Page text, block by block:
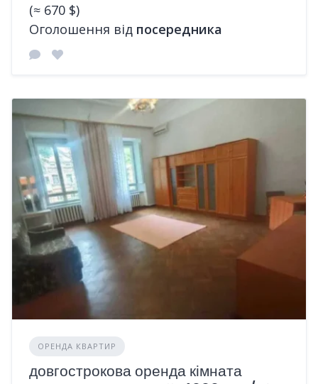
(≈ 670 $)
Оголошення від посередника
ОРЕНДА КВАРТИР
довгострокова оренда кімната